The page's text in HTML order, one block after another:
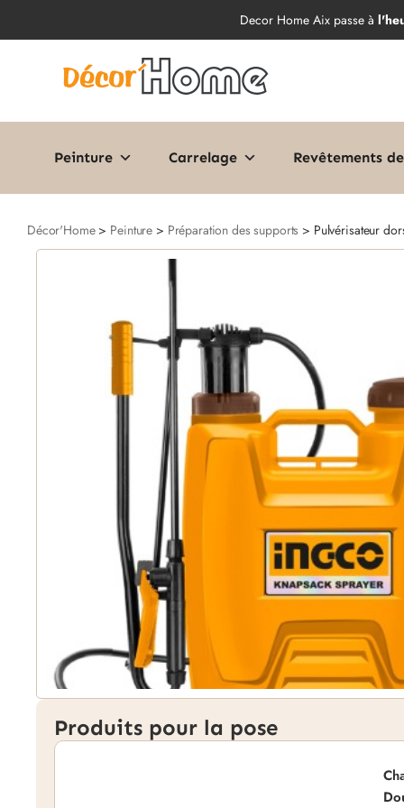
Decor Home Aix passe à
Peinture Carrelage Revêtements
Décor'Home> Peinture > Préparation des supports > Pulvérisateur
Produits pour la pose